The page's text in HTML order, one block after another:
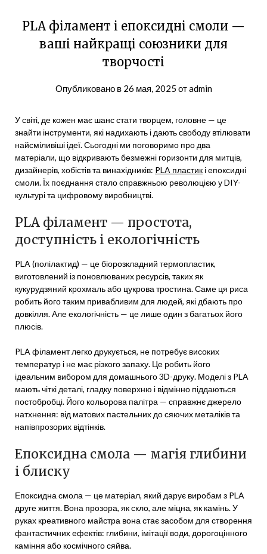
PLA філамент і епоксидні смоли —
ваші найкращі союзники для
творчості
Опубликовано в 26 мая, 2025 отadmin
У світі, де кожен має шанс стати творцем, головне — це
знайти інструменти, які надихають і дають свободу втілювати
найсміливіші ідеї. Сьогодні ми поговоримо про два
матеріали, що відкривають безмежні горизонти для митців,
дизайнерів, хобістів та винахідників: PLA пластик і епоксидні
смоли. Їх поєднання стало справжньою революцією у DIY-
культурі та цифровому виробництві.
PLA філамент — простота,
доступність і екологічність
PLA (полілактид) — це біорозкладний термопластик,
виготовлений із поновлюваних ресурсів, таких як
кукурудзяний крохмаль або цукрова тростина. Саме ця риса
робить його таким привабливим для людей, які дбають про
довкілля. Але екологічність — це лише один з багатьох його
плюсів.
PLA філамент легко друкується, не потребує високих
температур і не має різкого запаху. Це робить його
ідеальним вибором для домашнього 3D-друку. Моделі з PLA
мають чіткі деталі, гладку поверхню і відмінно піддаються
постобробці. Його кольорова палітра — справжнє джерело
натхнення: від матових пастельних до сяючих металіків та
напівпрозорих відтінків.
Епоксидна смола — магія глибини
і блиску
Епоксидна смола — це матеріал, який дарує виробам з PLA
друге життя. Вона прозора, як скло, але міцна, як камінь. У
руках креативного майстра вона стає засобом для створення
фантастичних ефектів: глибини, імітації води, дорогоцінного
каміння або космічного сяйва.